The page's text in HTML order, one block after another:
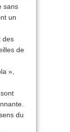
sans
un
des
de
»,
du